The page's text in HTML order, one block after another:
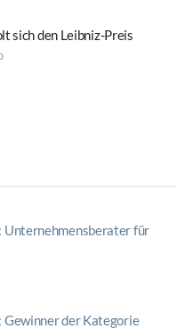
sich den Leibniz-Preis
Unternehmensberater für
Gewinner der Kategorie